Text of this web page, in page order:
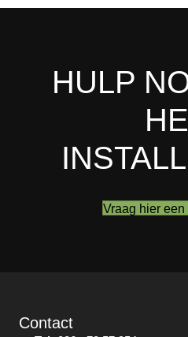
HULP
Vraag hier een
Contact